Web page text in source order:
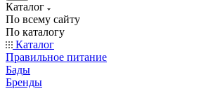
Каталог
По всему сайту
По каталогу
Каталог
Правильное питание
Бады
Бренды